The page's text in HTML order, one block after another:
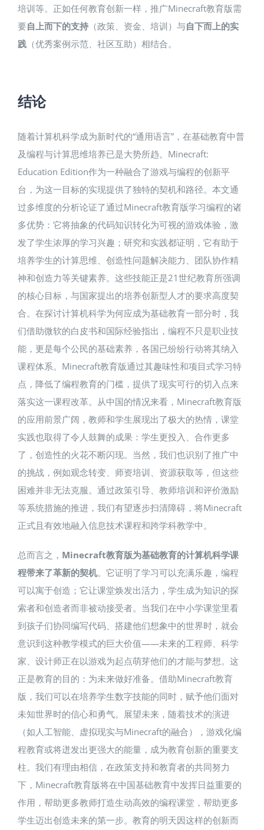
培训等。正如任何教育创新一样，推广Minecraft教育版需
要自上而下的支持（政策、资金、培训）与自下而上的实
践（优秀案例示范、社区互助）相结合。
结论
随着计算机科学成为新时代的“通用语言”，在基础教育中普
及编程与计算思维培养已是大势所趋。Minecraft:
Education Edition作为一种融合了游戏与编程的创新平
台，为这一目标的实现提供了独特的契机和路径。本文通
过多维度的分析论证了通过Minecraft教育版学习编程的诸
多优势：它将抽象的代码知识转化为可视的游戏体验，激
发了学生浓厚的学习兴趣；研究和实践都证明，它有助于
培养学生的计算思维、创造性问题解决能力、团队协作精
神和创造力等关键素养​。这些技能正是21世纪教育所强调
的核心目标，与国家提出的培养创新型人才的要求高度契
合。在探讨计算机科学为何应成为基础教育一部分时，我
们借助微软的白皮书和国际经验指出，编程不只是职业技
能，更是每个公民的基础素养，各国已纷纷行动将其纳入
课程体系​。Minecraft教育版通过其趣味性和项目式学习特
点，降低了编程教育的门槛，提供了现实可行的切入点来
落实这一课程改革。从中国的情况来看，Minecraft教育版
的应用前景广阔，教师和学生展现出了极大的热情，课堂
实践也取得了令人鼓舞的成果：学生更投入、合作更多
了，创造性的火花不断闪现。当然，我们也识别了推广中
的挑战，例如观念转变、师资培训、资源获取等，但这些
困难并非无法克服。通过政策引导、教师培训和评价激励
等系统措施的推进，我们有望逐步扫清障碍，将Minecraft
正式且有效地融入信息技术课程和跨学科教学中。
总而言之， Minecraft教育版为基础教育的计算机科学课
程带来了革新的契机。它证明了学习可以充满乐趣，编程
可以寓于创造；它让课堂焕发出活力，学生成为知识的探
索者和创造者而非被动接受者。当我们在中小学课堂里看
到孩子们协同编写代码、搭建他们想象中的世界时，就会
意识到这种教学模式的巨大价值——未来的工程师、科学
家、设计师正在以游戏为起点萌芽他们的才能与梦想。这
正是教育的目的：为未来做好准备。借助Minecraft教育
版，我们可以在培养学生数字技能的同时，赋予他们面对
未知世界时的信心和勇气。展望未来，随着技术的演进
（如人工智能、虚拟现实与Minecraft的融合），游戏化编
程教育或将迸发出更强大的能量，成为教育创新的重要支
柱。我们有理由相信，在政策支持和教育者的共同努力
下，Minecraft教育版将在中国基础教育中发挥日益重要的
作用，帮助更多教师打造生动高效的编程课堂，帮助更多
学生迈出创造未来的第一步。教育的明天因这样的创新而